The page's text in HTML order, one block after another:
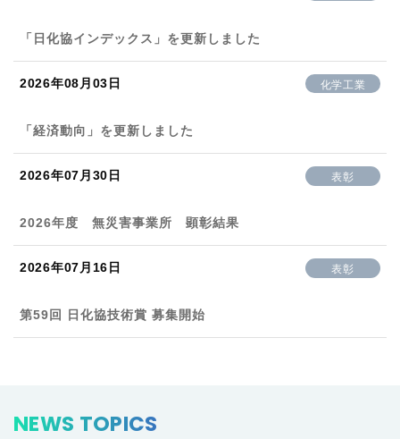
「日化協インデックス」を更新しました
2026年08月03日 化学工業
「経済動向」を更新しました
2026年07月30日 表彰
2026年度 無災害事業所 顕彰結果
2026年07月16日 表彰
第59回 日化協技術賞 募集開始
NEWS TOPICS